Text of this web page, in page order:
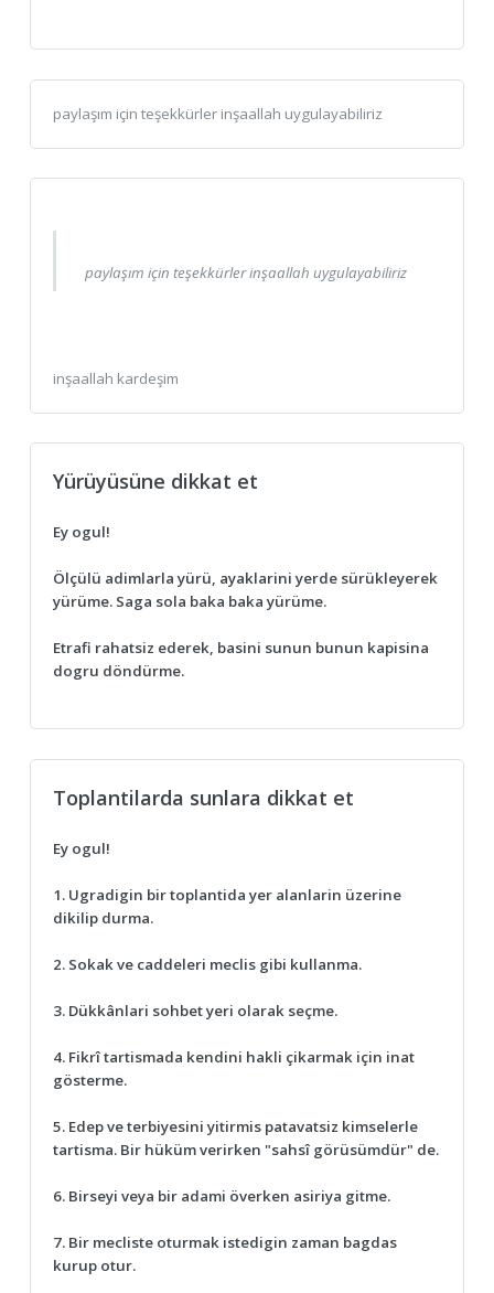
paylaşım için teşekkürler inşaallah uygulayabiliriz
paylaşım için teşekkürler inşaallah uygulayabiliriz
inşaallah kardeşim
Yürüyüsüne dikkat et
Ey ogul!
Ölçülü adimlarla yürü, ayaklarini yerde sürükleyerek
yürüme. Saga sola baka baka yürüme.
Etrafi rahatsiz ederek, basini sunun bunun kapisina
dogru döndürme.
Toplantilarda sunlara dikkat et
Ey ogul!
1. Ugradigin bir toplantida yer alanlarin üzerine
dikilip durma.
2. Sokak ve caddeleri meclis gibi kullanma.
3. Dükkânlari sohbet yeri olarak seçme.
4. Fikrî tartismada kendini hakli çikarmak için inat
gösterme.
5. Edep ve terbiyesini yitirmis patavatsiz kimselerle
tartisma. Bir hüküm verirken "sahsî görüsümdür" de.
6. Birseyi veya bir adami överken asiriya gitme.
7. Bir mecliste oturmak istedigin zaman bagdas
kurup otur.